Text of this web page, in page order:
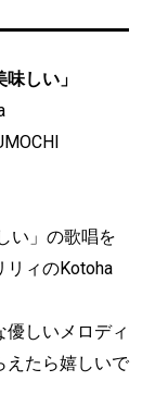
しい」
い」の歌唱を
リィのKotoha
しいメロディ
えたら嬉しいで